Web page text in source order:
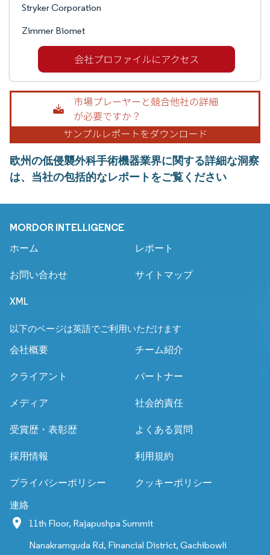
Stryker Corporation
Zimmer Biomet
欧州の低侵襲外科手術機器業界に関する詳細な洞察
は、当社の包括的なレポートをご覧ください
MORDOR INTELLIGENCE
ホーム レポート
お問い合わせ サイトマップ
XML
以下のページは英語でご利用いただけます
会社概要 チーム紹介
クライアント パートナー
メディア 社会的責任
受賞歴・表彰歴 よくある質問
採用情報 利用規約
プライバシーポリシー クッキーポリシー
連絡
11th Floor, Rajapushpa Summit
Nanakramguda Rd, Financial District, Gachibowli